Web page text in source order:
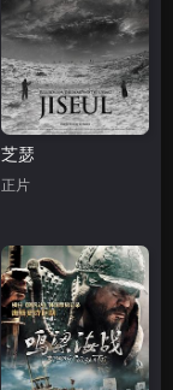
芝瑟
正片